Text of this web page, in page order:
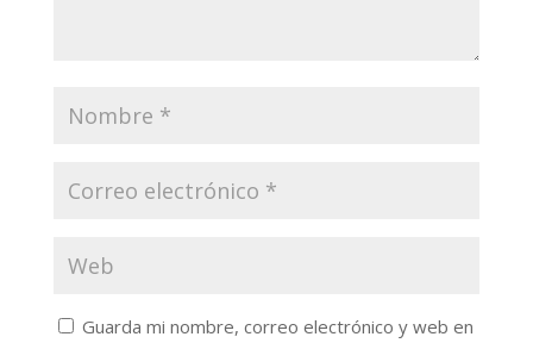
Guarda mi nombre, correo electrónico y web en